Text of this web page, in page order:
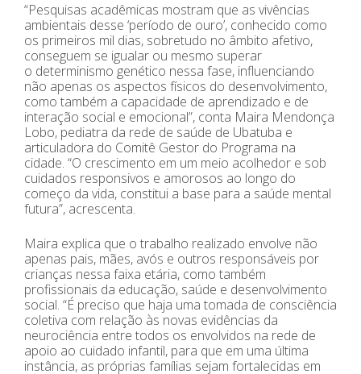
“Pesquisas acadêmicas mostram que as vivências
ambientais desse ‘período de ouro’, conhecido como
os primeiros mil dias, sobretudo no âmbito afetivo,
conseguem se igualar ou mesmo superar
o determinismo genético nessa fase, influenciando
não apenas os aspectos físicos do desenvolvimento,
como também a capacidade de aprendizado e de
interação social e emocional”, conta Maira Mendonça
Lobo, pediatra da rede de saúde de Ubatuba e
articuladora do Comitê Gestor do Programa na
cidade. “O crescimento em um meio acolhedor e sob
cuidados responsivos e amorosos ao longo do
começo da vida, constitui a base para a saúde mental
futura”, acrescenta.
Maira explica que o trabalho realizado envolve não
apenas pais, mães, avós e outros responsáveis por
crianças nessa faixa etária, como também
profissionais da educação, saúde e desenvolvimento
social. “É preciso que haja uma tomada de consciência
coletiva com relação às novas evidências da
neurociência entre todos os envolvidos na rede de
apoio ao cuidado infantil, para que em uma última
instância, as próprias famílias sejam fortalecidas em